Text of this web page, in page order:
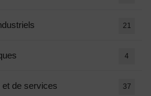
21
4
de services 37